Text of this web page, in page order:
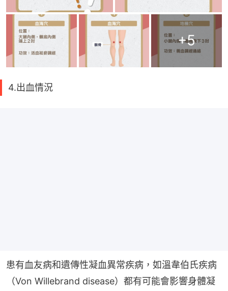
+5
4.出血情況
患有血友病和遺傳性凝血異常疾病，如溫韋伯氏疾病
（Von Willebrand disease）都有可能會影響身體凝